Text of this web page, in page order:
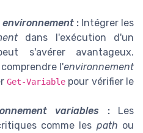
:Intégrer les
dans l'exécution d'un
s'avérer avantageux.
l'environnement
Get-Variable pour vérifier le
variables :Les
comme les path ou